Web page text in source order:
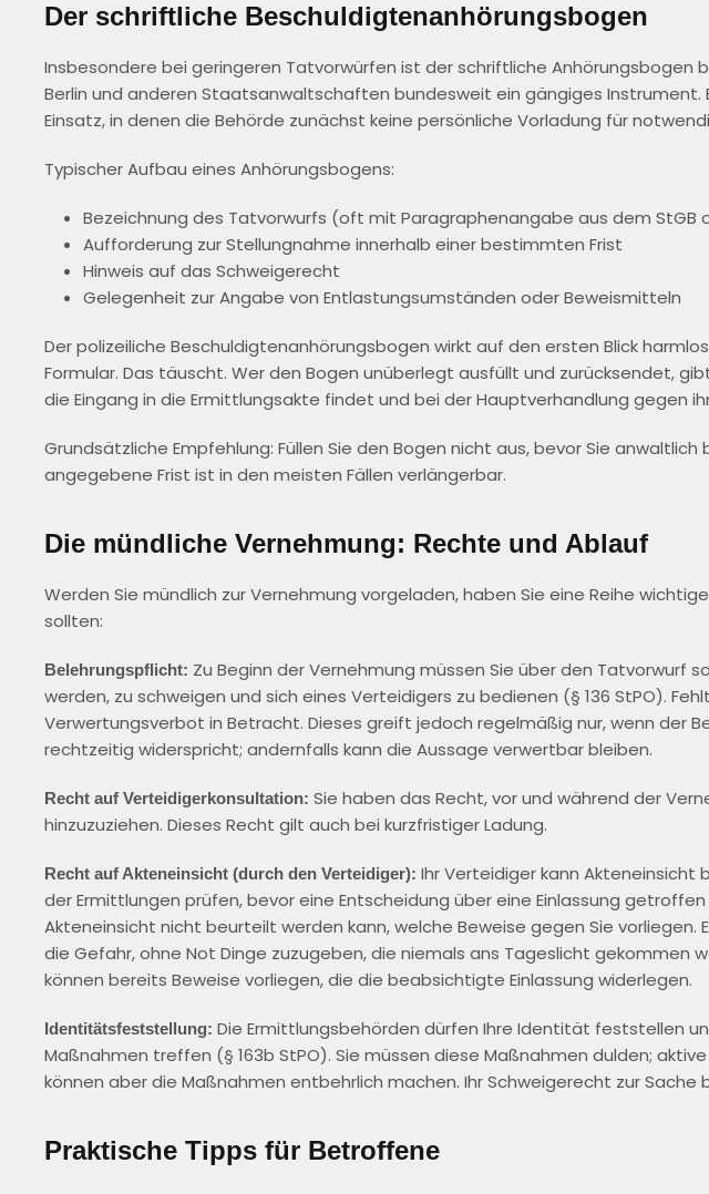
Der schriftliche Beschuldigtenanhörungsbogen
Insbesondere bei geringeren Tatvorwürfen ist der schriftliche Anhörungsbogen
Berlin und anderen Staatsanwaltschaften bundesweit ein gängiges Instrument.
Einsatz, in denen die Behörde zunächst keine persönliche Vorladung für
Typischer Aufbau eines Anhörungsbogens:
Bezeichnung des Tatvorwurfs (oft mit Paragraphenangabe aus dem StGB
Aufforderung zur Stellungnahme innerhalb einer bestimmten Frist
Hinweis auf das Schweigerecht
Gelegenheit zur Angabe von Entlastungsumständen oder Beweismitteln
Der polizeiliche Beschuldigtenanhörungsbogen wirkt auf den ersten Blick
Formular. Das täuscht. Wer den Bogen unüberlegt ausfüllt und zurücksendet,
die Eingang in die Ermittlungsakte findet und bei der Hauptverhandlung gegen
Grundsätzliche Empfehlung: Füllen Sie den Bogen nicht aus, bevor Sie anwaltlich
angegebene Frist ist in den meisten Fällen verlängerbar.
Die mündliche Vernehmung: Rechte und Ablauf
Werden Sie mündlich zur Vernehmung vorgeladen, haben Sie eine Reihe
sollten:
Belehrungspflicht: Zu Beginn der Vernehmung müssen Sie über den Tatvorwurf
werden, zu schweigen und sich eines Verteidigers zu bedienen (§ 136 StPO).
Verwertungsverbot in Betracht. Dieses greift jedoch regelmäßig nur, wenn der
rechtzeitig widerspricht; andernfalls kann die Aussage verwertbar bleiben.
Recht auf Verteidigerkonsultation: Sie haben das Recht, vor und während der
hinzuzuziehen. Dieses Recht gilt auch bei kurzfristiger Ladung.
Recht auf Akteneinsicht (durch den Verteidiger): Ihr Verteidiger kann Akteneinsicht
der Ermittlungen prüfen, bevor eine Entscheidung über eine Einlassung
Akteneinsicht nicht beurteilt werden kann, welche Beweise gegen Sie vorliegen.
die Gefahr, ohne Not Dinge zuzugeben, die niemals ans Tageslicht gekommen
können bereits Beweise vorliegen, die die beabsichtigte Einlassung widerlegen.
Identitätsfeststellung: Die Ermittlungsbehörden dürfen Ihre Identität feststellen
Maßnahmen treffen (§ 163b StPO). Sie müssen diese Maßnahmen dulden;
können aber die Maßnahmen entbehrlich machen. Ihr Schweigerecht zur Sache
Praktische Tipps für Betroffene